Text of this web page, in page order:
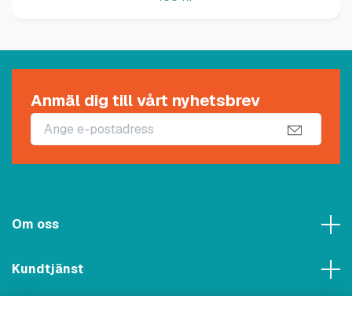
Anmäl dig till vårt nyhetsbrev
Om oss
Kundtjänst